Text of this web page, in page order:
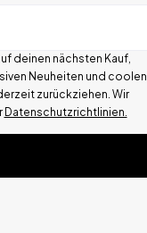
deinen nächsten Kauf,
Neuheiten und coolen
zurückziehen. Wir
Datenschutzrichtlinien.